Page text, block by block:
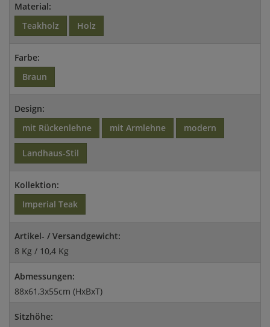
Material:
Teakholz
Holz
Farbe:
Braun
Design:
mit Rückenlehne
mit Armlehne modern
Landhaus-Stil
Kollektion:
Imperial Teak
Artikel- / Versandgewicht:
8 Kg / 10,4 Kg
Abmessungen:
88x61,3x55cm (HxBxT)
Sitzhöhe: